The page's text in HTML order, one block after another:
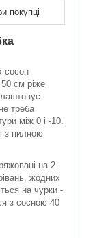
покупці
сосон
см ріже
треба
між 0 і -10.
з пилною
на 2-
жодних
на чурки -
з сосною 40